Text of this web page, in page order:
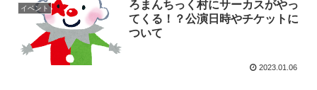
イベント
ろまんちっく村にサーカスがやっ
てくる！？公演日時やチケットに
ついて
2023.01.06